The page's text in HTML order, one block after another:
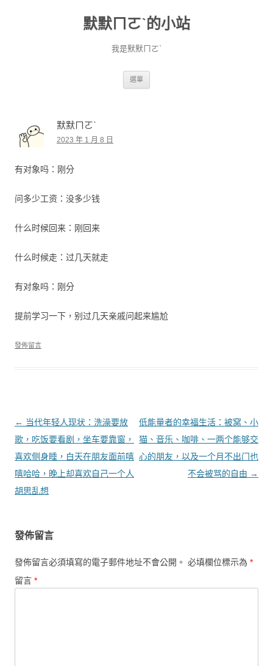
默默ㄇㄛˋ的小站
我是默默ㄇㄛˋ
選單
默默ㄇㄛˋ
2023 年 1 月 8 日
有对象吗：刚分
问多少工资：没多少钱
什么时候回来：刚回来
什么时候走：过几天就走
有对象吗：刚分
提前学习一下，别过几天亲戚问起来尴尬
發佈留言
文章導覽
← 当代年轻人现状：洗澡要放
歌，吃饭要看剧，坐车要靠窗，
喜欢侧身睡，白天在朋友面前嘻
嘻哈哈，晚上却喜欢自己一个人
胡思乱想
低能量者的幸福生活：被窝、小
猫、音乐、咖啡、一两个能够交
心的朋友，以及一个月不出门也
不会被骂的自由 →
發佈留言
發佈留言必須填寫的電子郵件地址不會公開。 必填欄位標示為 *
留言 *